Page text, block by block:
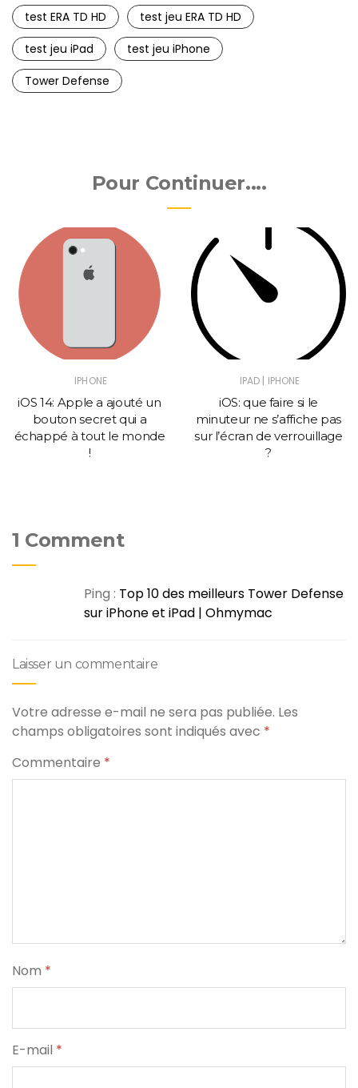
test ERA TD HD
test jeu ERA TD HD
test jeu iPad
test jeu iPhone
Tower Defense
Pour Continuer....
IPHONE
iOS 14: Apple a ajouté un
bouton secret qui a
échappé à tout le monde
!
IPAD | IPHONE
iOS: que faire si le
minuteur ne s’affiche pas
sur l’écran de verrouillage
?
1 Comment
Ping : Top 10 des meilleurs Tower Defense
sur iPhone et iPad | Ohmymac
Laisser un commentaire
Votre adresse e-mail ne sera pas publiée. Les
champs obligatoires sont indiqués avec *
Commentaire *
Nom *
E-mail *